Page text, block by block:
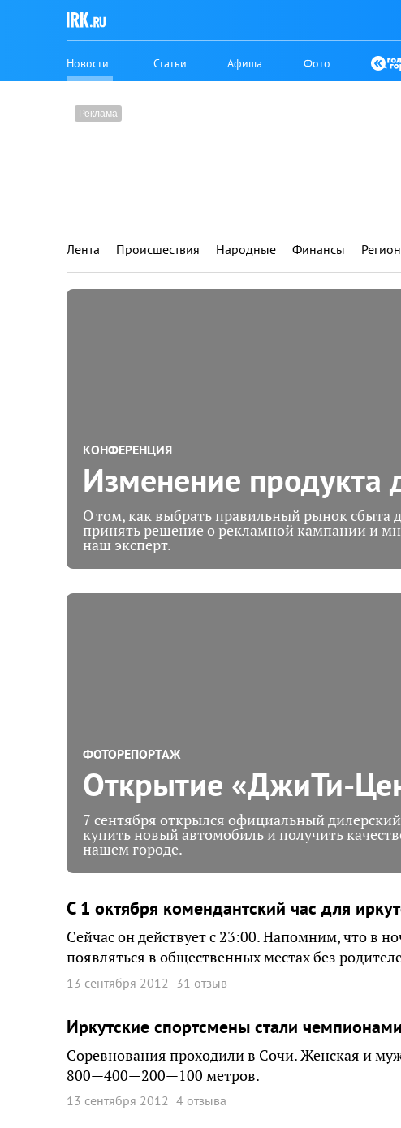
Новости Статьи Афиша Фото
Лента Происшествия Народные Финансы
КОНФЕРЕНЦИЯ
Изменение продукта
О том, как выбрать правильный рынок сбыта
принять решение о рекламной кампании и
наш эксперт.
ФОТОРЕПОРТАЖ
Открытие «ДжиТи-
7 сентября открылся официальный
купить новый автомобиль и получить
нашем городе.
С 1 октября комендантский час для
Сейчас он действует с 23:00. Напомним, что в
появляться в общественных местах без
13 сентября 2012 31 отзыв
Иркутские спортсмены стали
Соревнования проходили в Сочи. Женская и
800—400—200—100 метров.
13 сентября 2012 4 отзыва